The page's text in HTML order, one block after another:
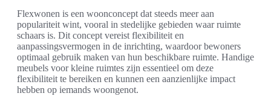
Flexwonen is een woonconcept dat steeds meer aan
populariteit wint, vooral in stedelijke gebieden waar ruimte
schaars is. Dit concept vereist flexibiliteit en
aanpassingsvermogen in de inrichting, waardoor bewoners
optimaal gebruik maken van hun beschikbare ruimte. Handige
meubels voor kleine ruimtes zijn essentieel om deze
flexibiliteit te bereiken en kunnen een aanzienlijke impact
hebben op iemands woongenot.